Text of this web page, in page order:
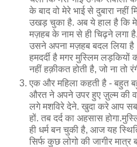
के बाद वो मेरे भाई से दुबारा नहीं
उखड़ चुका है. अब ये हाल है कि
मज़हब के नाम से ही चिढ़ने लगा
उसने अपना मज़हब बदल लिया
हमदर्दी है मगर मुस्लिम लड़कियों
नहीं हक़ीकत होती है, जो ना तो
एक और महिला कहती है - बहुत
औरत ने अपने उपर हुए ज़ुल्म की
लगे मशविरे देने. खुदा करे आप
हों. तब दर्द का अहसास
ही धर्म बन चुकी है, आज यह
सिर्फ कुछ लोगो की जा‍गीर